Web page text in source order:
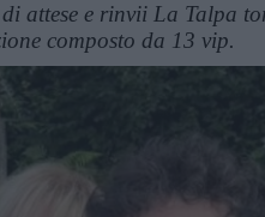
attese e rinvii La Talpa
composto da 13 vip.